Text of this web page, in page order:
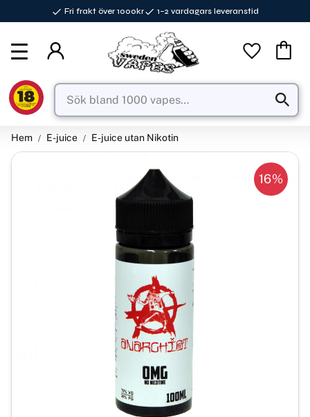
Fri frakt över 1000kr 1–2 vardagars leveranstid
Favoriter
Hem E-juice E-juice utan Nikotin
16%